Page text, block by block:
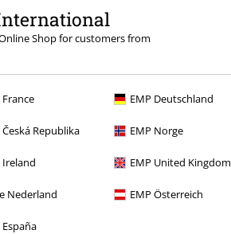
Shop for customers from
France EMP Deutschland
Česká Republika EMP Norge
Ireland EMP United Kingdom
Nederland EMP Österreich
España